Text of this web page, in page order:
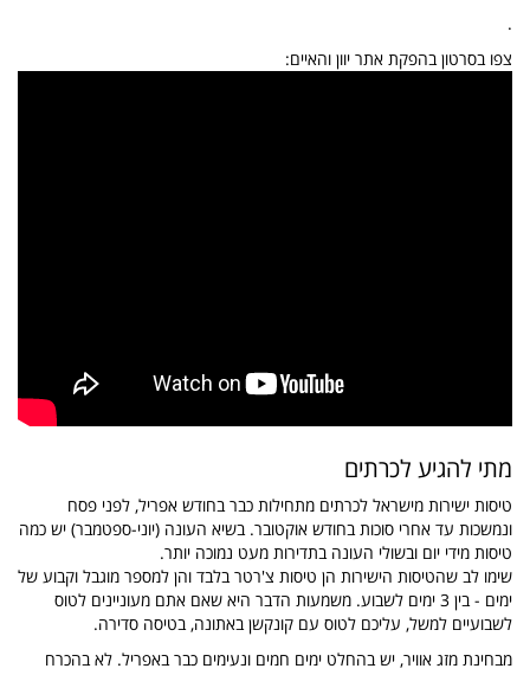
.
צפו בסרטון בהפקת אתר יוון והאיים:
מתי להגיע לכרתים
טיסות ישירות מישראל לכרתים מתחילות כבר בחודש אפריל, לפני פסח
ונמשכות עד אחרי סוכות בחודש אוקטובר. בשיא העונה (יוני-ספטמבר) יש כמה
טיסות מידי יום ובשולי העונה בתדירות מעט נמוכה יותר.
שימו לב שהטיסות הישירות הן טיסות צ'רטר בלבד והן למספר מוגבל וקבוע של
ימים - בין 3 ימים לשבוע. משמעות הדבר היא שאם אתם מעוניינים לטוס
לשבועיים למשל, עליכם לטוס עם קונקשן באתונה, בטיסה סדירה.
מבחינת מזג אוויר, יש בהחלט ימים חמים ונעימים כבר באפריל. לא בהכרח